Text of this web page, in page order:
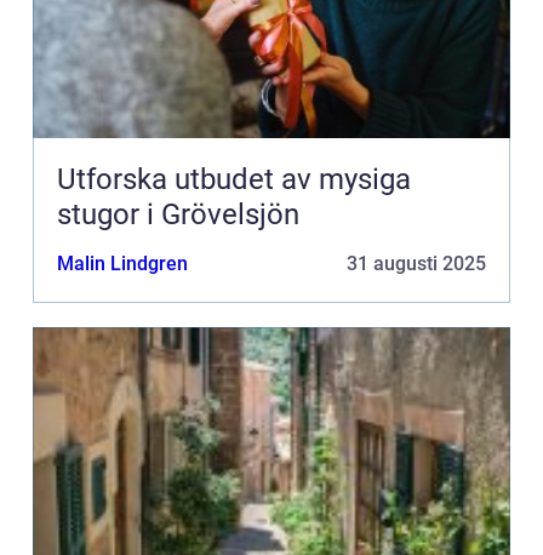
Utforska utbudet av mysiga
stugor i Grövelsjön
Malin Lindgren 31 augusti 2025